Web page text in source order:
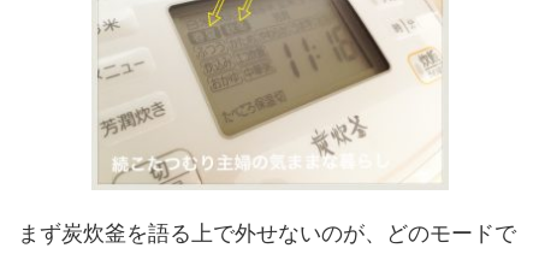
まず炭炊釜を語る上で外せないのが、どのモードで